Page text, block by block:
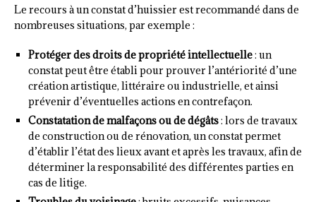
Le recours à un constat d’huissier est recommandé dans de
nombreuses situations, par exemple :
Protéger des droits de propriété intellectuelle: un
constat peut être établi pour prouver l’antériorité d’une
création artistique, littéraire ou industrielle, et ainsi
prévenir d’éventuelles actions en contrefaçon.
Constatation de malfaçons ou de dégâts: lors de travaux
de construction ou de rénovation, un constat permet
d’établir l’état des lieux avant et après les travaux, afin de
déterminer la responsabilité des différentes parties en
cas de litige.